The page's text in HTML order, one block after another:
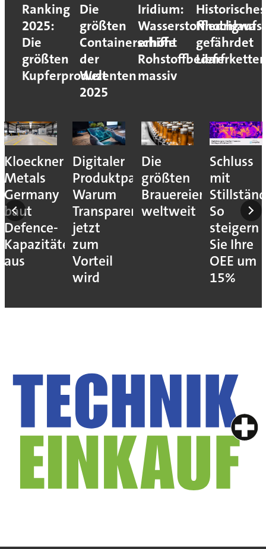
Ranking
2025:
Die
größten
Kupferproduzenten
Die
größten
Containerschiffe
der
Welt
2025
Iridium:
Wasserstoffhochlauf
erhöht
Rohstoffbedarf
massiv
Historisches
gefährdet
Kloeckner
Metals
Germany
baut
Defence-
Kapazitäten
aus
Digitaler
Produktpass:
Warum
Transparenz
jetzt
zum
Vorteil
wird
Die
größten
Brauereien
weltweit
Schluss
mit
So
steigern
Sie Ihre
OEE um
15%